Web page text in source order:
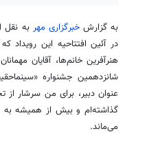
به گزارش خبرگزاری مهر به نقل
درآئینافتتاحیه این رویداد که امروز
هنرآفرین خانم‌ها، آقایان
شانزدهمین جشنواره «
عنوان دبیر، برای من سرشار
گذاشته‌ام و بیش از همیشه به
می‌ماند.